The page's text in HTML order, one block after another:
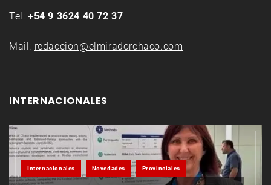
Tel: +54 9 3624 40 72 37
Mail: redaccion@elmiradorchaco.com
INTERNACIONALES
Internacionales Novedades Provinciales